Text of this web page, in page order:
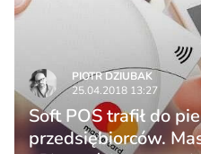
PIOTR DZIUBAK
25.04.2018 13:27
Soft POS trafił do
przedsiębiorców.